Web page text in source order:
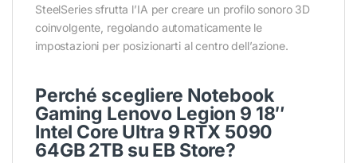
SteelSeries sfrutta l’IA per creare un profilo sonoro 3D
coinvolgente, regolando automaticamente le
impostazioni per posizionarti al centro dell’azione.
Perché scegliere Notebook
Gaming Lenovo Legion 9 18″
Intel Core Ultra 9 RTX 5090
64GB 2TB su EB Store?